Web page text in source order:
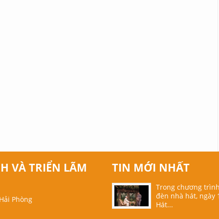
VÀ TRIỂN LÃM
Phòng
TIN MỚI NHẤT
Trong chương
đèn nhà hát, ngày
Hát...